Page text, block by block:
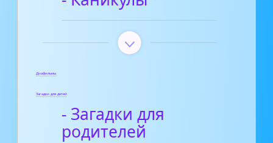
Диафильмы
Загадки для детей
- Загадки для
родителей